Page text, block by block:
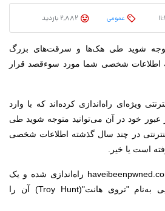
عمومی
شوید طی هک‌ها و سرقت‌های بزرگ
اطلاعات شخصی شما مورد سوءقصد قرار
ویژه‌ای راه‌اندازی کرده‌اند که با وارد
عبور خود در آن می‌توانید متوجه شوید طی
در چند سال گذشته اطلاعات شخصی
است یا خیر.
این پایگاه اینترنتی با نام haveibeenpwned.com راه‌اندازی شده و یک
معمار نرم‌افزاری استرالیایی به‌نام "تروی هانت"(Troy Hunt) آن‌ را